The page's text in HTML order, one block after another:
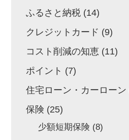
ふるさと納税 (14)
クレジットカード (9)
コスト削減の知恵 (11)
ポイント (7)
住宅ローン・カーローン
保険 (25)
少額短期保険 (8)